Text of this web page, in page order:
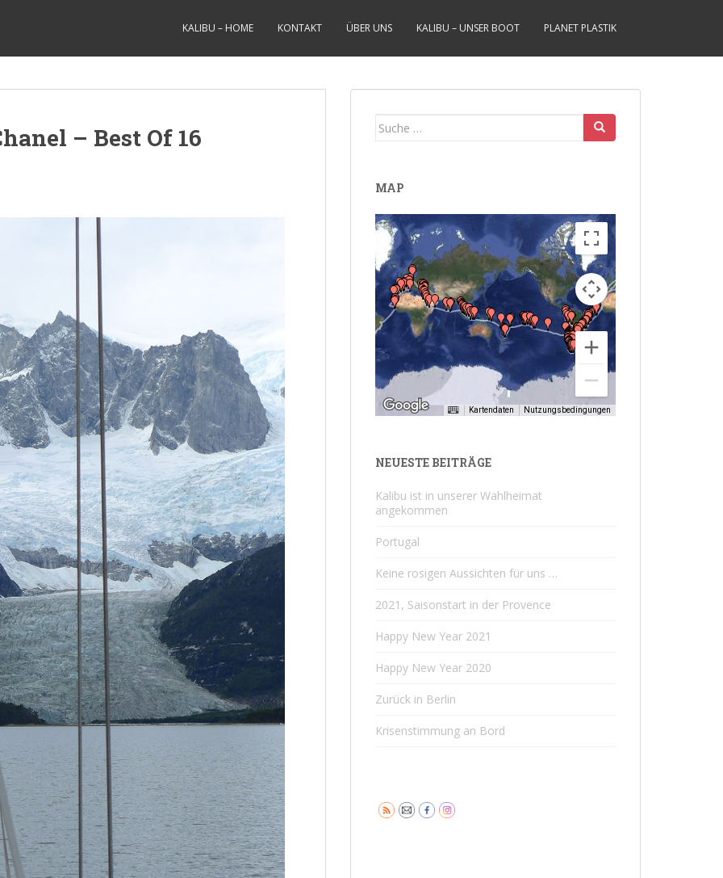
KALIBU – HOME KONTAKT ÜBER UNS KALIBU – UNSER BOOT PLANET PLASTIK
– Best Of 16
Suche
MAP
Kartendaten Nutzungsbedingungen
NEUESTE BEITRÄGE
Kalibu ist in unserer Wahlheimat
angekommen
Portugal
Keine rosigen Aussichten für uns …
2021, Saisonstart in der Provence
Happy New Year 2021
Happy New Year 2020
Zurück in Berlin
Krisenstimmung an Bord